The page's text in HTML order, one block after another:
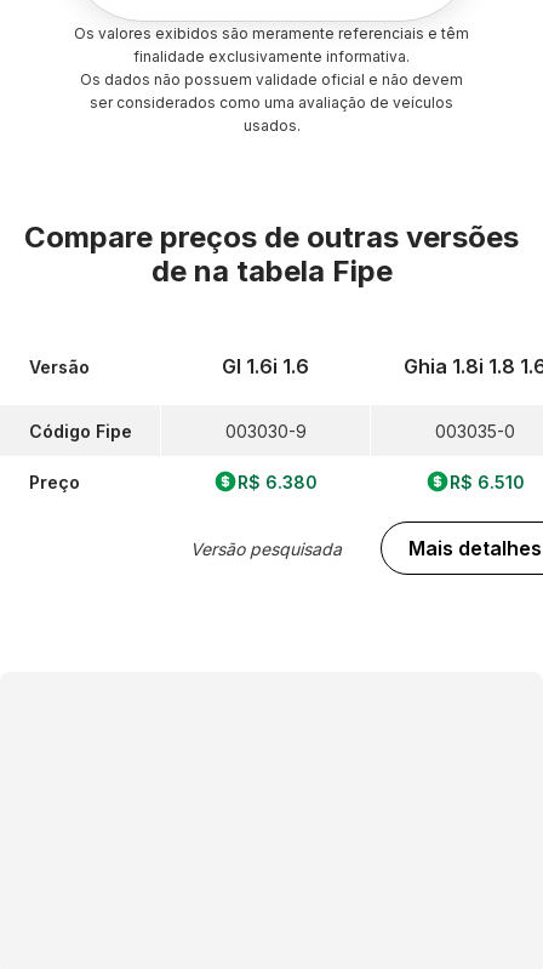
Os valores exibidos são meramente referenciais e têm
finalidade exclusivamente informativa.
Os dados não possuem validade oficial e não devem
ser considerados como uma avaliação de veículos
usados.
Compare preços de outras versões
de na tabela Fipe
Versão
Código Fipe
Preço
Gl 1.6i 1.6
003030-9
R$ 6.380
Versão pesquisada
Ghia 1.8i 1.8
003035-0
R$ 6.510
Mais detalhes